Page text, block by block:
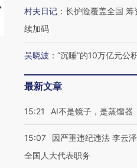
视线｜全球最热百城独占
村夫日记 ： 长护险覆盖全国
续加码
吴晓波 ： “沉睡”的10万亿元公
最新文章
15:21 AI不是镜子，是蒸馏器
15:07
因严重违纪违法 李云
全国人大代表职务